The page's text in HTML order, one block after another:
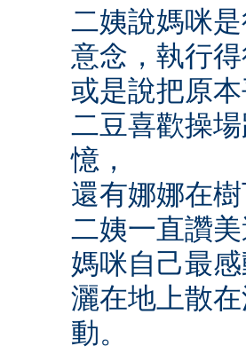
二姨說媽咪
意念，執行得
或是說把原
二豆喜歡操
憶，
還有娜娜在
二姨一直讚
媽咪自己最
灑在地上散
動。